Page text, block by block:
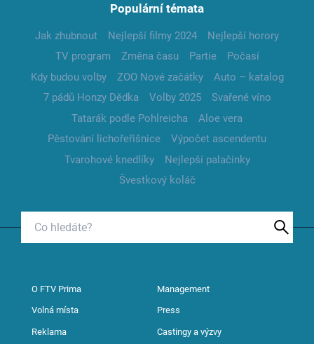
Populární témata
Jak zhubnout Nejlepší filmy 2024
Nejlepší horory
TV program
Změna času Partie
Počasí
Kdy budou volby
ZOO Nové začátky
Auto – katalog
7 pádů Honzy Dědka
Volby 2025
Svařené víno
Tatarák podle Pohlreicha
Aloe vera
Pěstování lichořeřišnice
Výpočet ascendentu
Tvarohové knedlíky
Nejlepší palačinky
Švestkový koláč
O FTV Prima Management
Volná místa Press
Reklama Castingy a výzvy